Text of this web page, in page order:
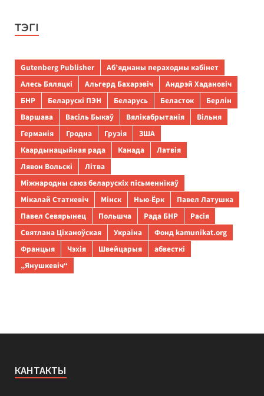
ТЭГІ
Gutenberg Publisher
Аб’яднаны пераходны кабінет
Алесь Бяляцкі
Альгерд Бахарэвіч
Андрэй Хадановіч
БНР
Беларускі ПЭН Беларусь Беласток
Берлін
Варшава
Васіль Быкаў Вялікабрытанія
Вільня
Германія
Гродна Грузія
ЗША
Каардынацыйная рада
Канада
Латвія
Лявон Вольскі
Літва
Міжнародны саюз беларускіх пісьменнікаў
Мікалай Статкевіч
Мінск Нью-Ёрк
Павел Латушка
Павел Севярынец
Польшча Рада БНР
Расія
Святлана Ціханоўская
Украіна
Фонд kamunikat.org
Францыя
Чэхія Швейцарыя
абвесткі
„Янушкевіч“
КАНТАКТЫ